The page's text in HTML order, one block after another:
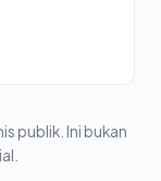
publik. Ini bukan